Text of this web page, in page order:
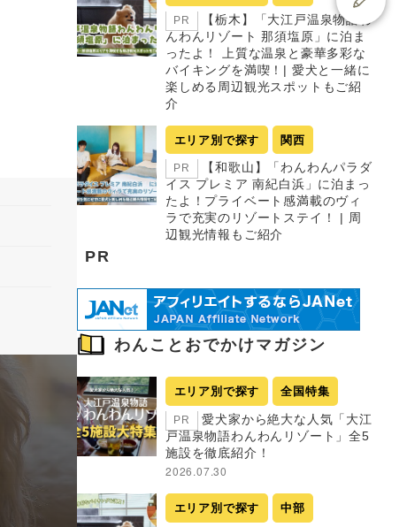
PR
【栃木】「大江戸温泉物語わ
んわんリゾート 那須塩原」に泊ま
ったよ！ 上質な温泉と豪華多彩な
バイキングを満喫！| 愛犬と一緒に
楽しめる周辺観光スポットもご紹
介
エリア別で探す 関西
PR
【和歌山】「わんわんパラダ
イス プレミア 南紀白浜」に泊まっ
たよ！プライベート感満載のヴィ
ラで充実のリゾートステイ！ | 周
辺観光情報もご紹介
PR
わんことおでかけマガジン
エリア別で探す 全国特集
PR
愛犬家から絶大な人気「大江
戸温泉物語わんわんリゾート」全5
施設を徹底紹介！
2026.07.30
エリア別で探す 中部